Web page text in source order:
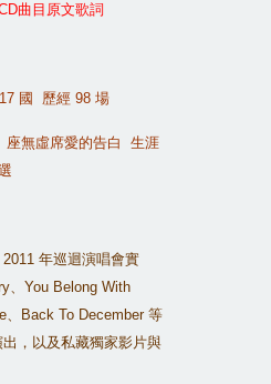
曲目原文歌詞
17 國 歷經 98 場
座無虛席愛的告白
生涯
2011 年巡迴演唱會實
、 You Belong With
、 Back To December 等
，以及私藏獨家影片與